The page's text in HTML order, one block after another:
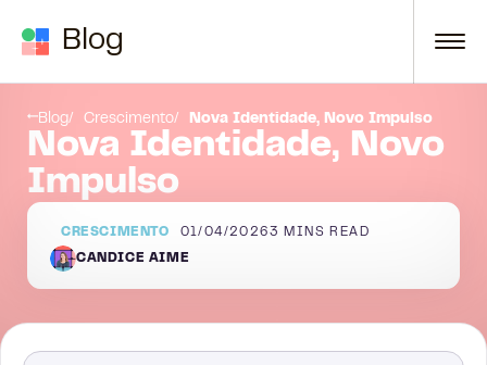
Blog
Blog Crescimento Nova Identidade, Novo Impulso
Nova Identidade, Novo
Impulso
CRESCIMENTO 01/04/2026 3 MINS READ
CANDICE AIME